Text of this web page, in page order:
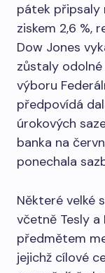
pátek připsaly
ziskem 2,6 %,
Dow Jones
zůstaly
výboru
předpovídá
úrokových
banka na
ponechala
Některé velké
včetně Tesly
předmětem
jejichž cílové